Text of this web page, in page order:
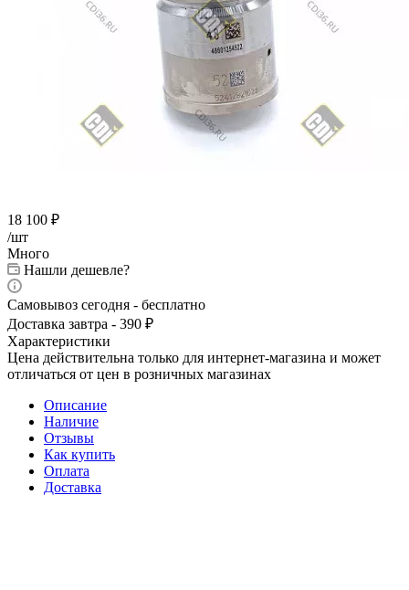
18 100 ₽
/шт
Много
Нашли дешевле?
Самовывоз сегодня - бесплатно
Доставка завтра - 390 ₽
Характеристики
Цена действительна только для интернет-магазина и может
отличаться от цен в розничных магазинах
Описание
Наличие
Отзывы
Как купить
Оплата
Доставка